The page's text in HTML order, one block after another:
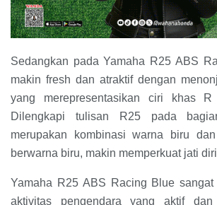
Sedangkan pada Yamaha R25 ABS
makin fresh dan atraktif dengan
yang merepresentasikan ciri khas R
Dilengkapi tulisan R25 pada
merupakan kombinasi warna biru
berwarna biru, makin memperkuat jati
Yamaha R25 ABS Racing Blue sangat
aktivitas pengendara yang aktif